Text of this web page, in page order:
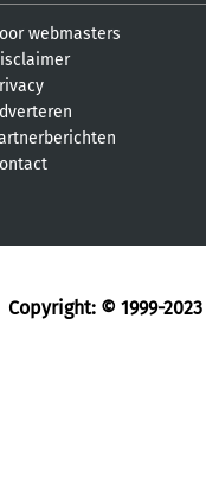
webmasters
Copyright: © 1999-2023